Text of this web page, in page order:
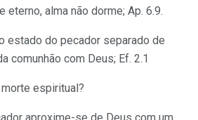
alma não dorme; Ap. 6.9.
estado do pecador separado de
comunhão com Deus; Ef. 2.1
espiritual?
aproxime-se de Deus com um